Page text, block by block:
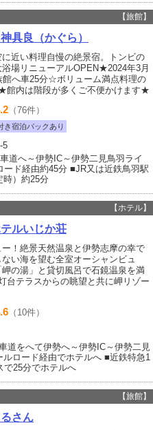
【旅館】
具良（かぐら）
近い料理自慢の絶景宿。トンビの
リニューアルOPEN★2024年3月
館へ車25分☆ボリューム満点料理の
内は階段が多くご不便かけます★
（76件）
き宿泊パックあり
5
道へ～伊勢IC～伊勢二見鳥羽ライ
ード経由約45分 ■JR又は近鉄鳥羽駅
時）約25分
【ホテル】
ルいじか荘
！絶景天然温泉と伊勢志摩の幸で
い海を望む全室オーシャンビュ
の湯」と貸切風呂で石鏡温泉を満
台テラスからの眺望と共に岬リゾー
（10件）
道をへて伊勢へ～伊勢IC～伊勢二見
ロード経由でホテルへ ■近鉄特急1
で25分でホテルへ
【旅館】
さん